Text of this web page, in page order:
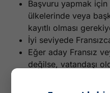
Başvuru yapmak
ülkelerinde veya
kayıtlı olması
İyi seviyede
Eğer aday Fransız
değilse, vatandaşı
avukatlara aynı